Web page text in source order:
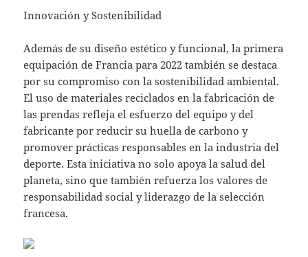
Innovación y Sostenibilidad
Además de su diseño estético y funcional, la primera
equipación de Francia para 2022 también se destaca
por su compromiso con la sostenibilidad ambiental.
El uso de materiales reciclados en la fabricación de
las prendas refleja el esfuerzo del equipo y del
fabricante por reducir su huella de carbono y
promover prácticas responsables en la industria del
deporte. Esta iniciativa no solo apoya la salud del
planeta, sino que también refuerza los valores de
responsabilidad social y liderazgo de la selección
francesa.